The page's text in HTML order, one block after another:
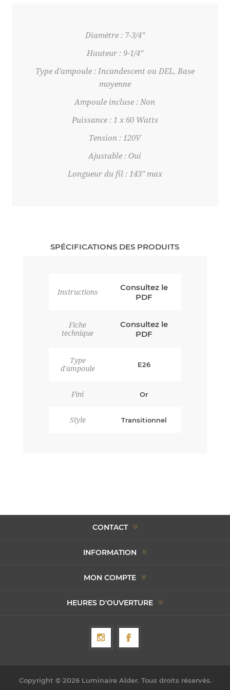
Diamètre : 7-3/4"
Hauteur : 9-1/4"
Type d'ampoule : Incandescent ou DEL, Base
moyenne
Ampoule incluse : Non
Puissance : 1 x 60 Watts
Tension : 120V
Ajustable : Oui
Longueur du fil : 143" max
SPÉCIFICATIONS DES PRODUITS
Instructions
Consultez le
PDF
Fiche
technique
Consultez le
PDF
Type
d'ampoule
E26
Fini Or
Style Transitionnel
CONTACT
INFORMATION
MON COMPTE
HEURES D'OUVERTURE
Copyright © 2026 Luminaire Alder. Tous droits réservés.